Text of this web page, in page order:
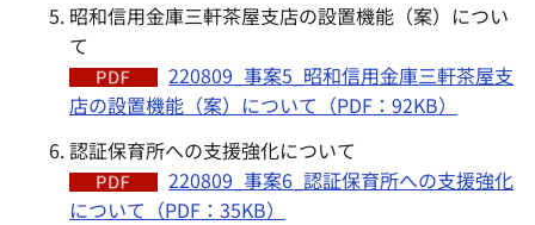
昭和信用金庫三軒茶屋支店の設置機能（案）につい
て
220809_事案5_昭和信用金庫三軒茶屋支
店の設置機能（案）について（PDF：92KB）
認証保育所への支援強化について
220809_事案6_認証保育所への支援強化
について（PDF：35KB）